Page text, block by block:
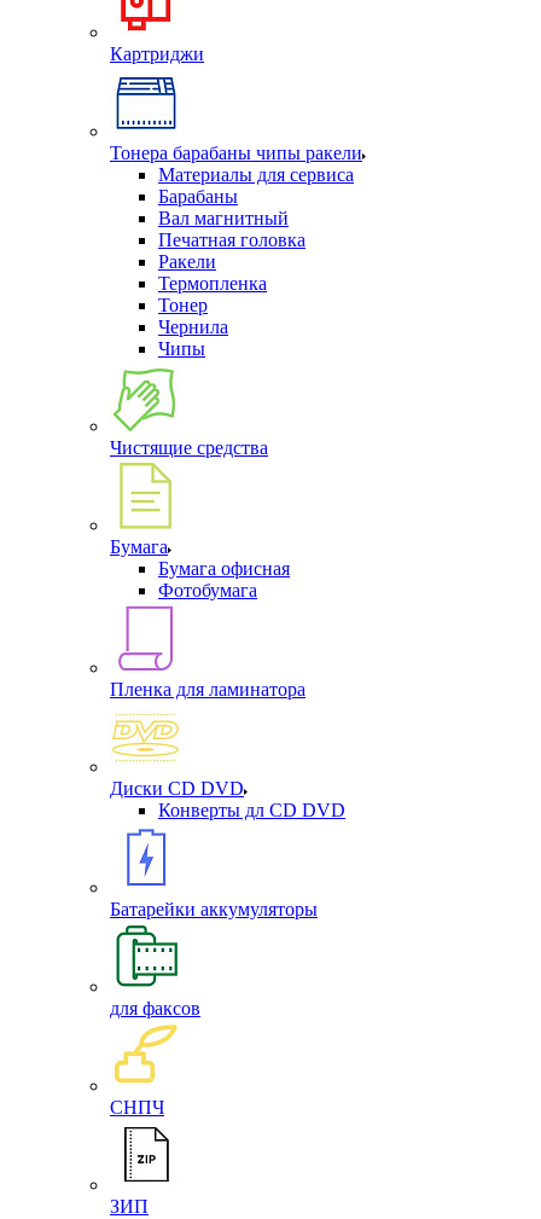
Картриджи
Тонера барабаны чипы ракели
Материалы для сервиса
Барабаны
Вал магнитный
Печатная головка
Ракели
Термопленка
Тонер
Чернила
Чипы
Чистящие средства
Бумага
Бумага офисная
Фотобумага
Пленка для ламинатора
Диски CD DVD
Конверты дл CD DVD
Батарейки аккумуляторы
для факсов
СНПЧ
ЗИП